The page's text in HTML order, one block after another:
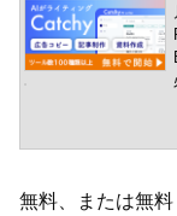
無料、または無